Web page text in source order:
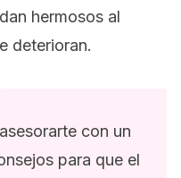
hermosos al
deterioran.
con un
para que el